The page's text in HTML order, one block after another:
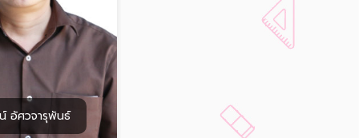
อัศวจารุพันธ์